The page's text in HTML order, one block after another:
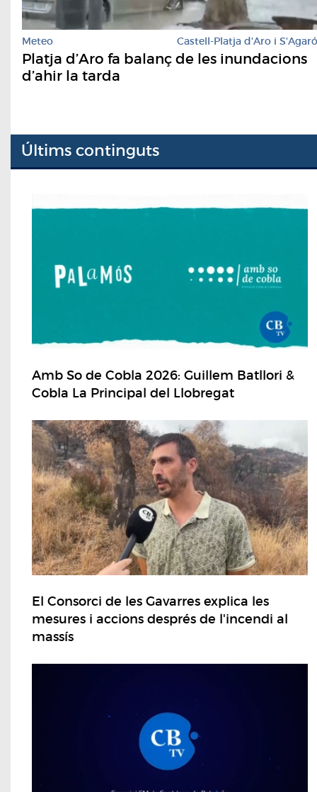
Meteo Castell-Platja d'Aro i S'Agaró
Platja d’Aro fa balanç de les inundacions
d’ahir la tarda
Últims continguts
Amb So de Cobla 2026: Guillem Batllori &
Cobla La Principal del Llobregat
El Consorci de les Gavarres explica les
mesures i accions després de l'incendi al
massís